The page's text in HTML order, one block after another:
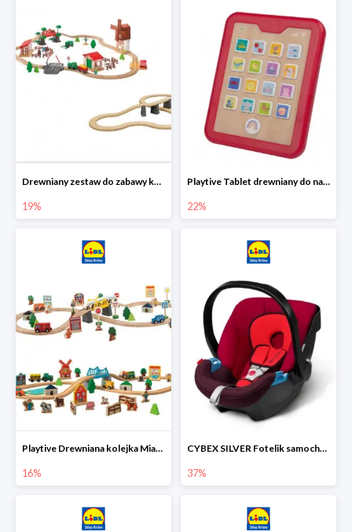
Drewniany zestaw do zabawy kolejką - farma i wiadukt
19%
Playtive Tablet drewniany do nauki, interaktywny
22%
Playtive Drewniana kolejka Miasto lub Farma
16%
CYBEX SILVER Fotelik samochodowy
37%